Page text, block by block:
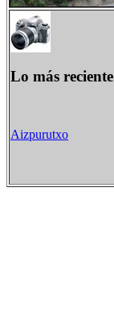
Lo más reciente
Aizpurutxo